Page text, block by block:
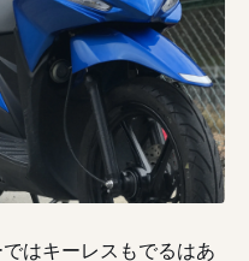
はキーレスもでるはあ